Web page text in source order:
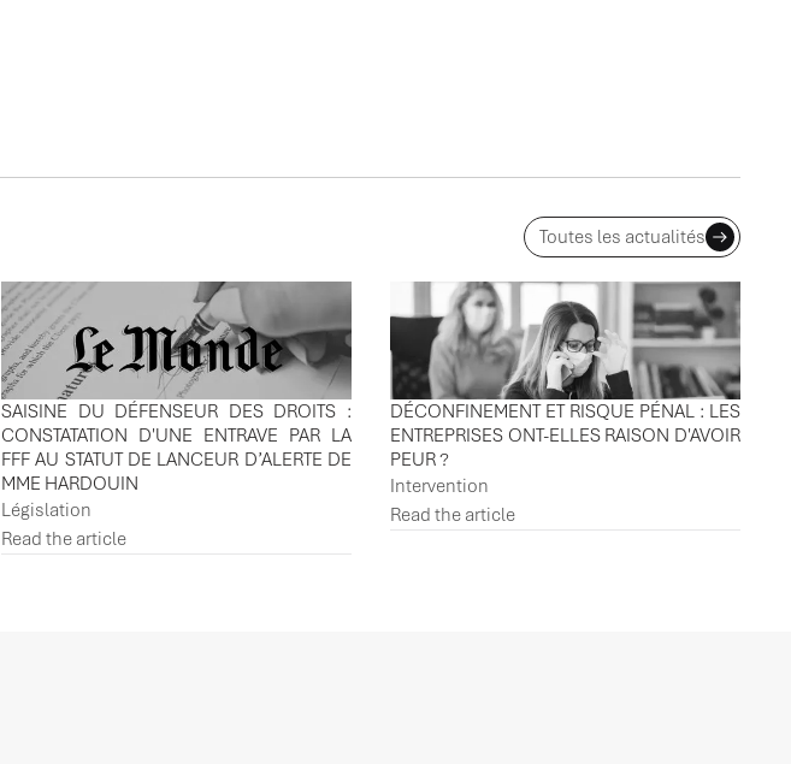
Toutes les actualités
SAISINE DU DÉFENSEUR DES DROITS :
CONSTATATION D'UNE ENTRAVE PAR LA
FFF AU STATUT DE LANCEUR D’ALERTE DE
MME HARDOUIN
Législation
Read the article
DÉCONFINEMENT ET RISQUE PÉNAL : LES
ENTREPRISES ONT-ELLES RAISON D'AVOIR
PEUR ?
Intervention
Read the article